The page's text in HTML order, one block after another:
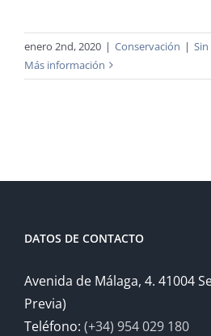
enero 2nd, 2020 | Conservación |
Más información
DATOS DE CONTACTO
Avenida de Málaga, 4. 41004
Previa)
Teléfono: (+34) 954 029 180